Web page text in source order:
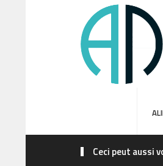
Ceci peut aussi